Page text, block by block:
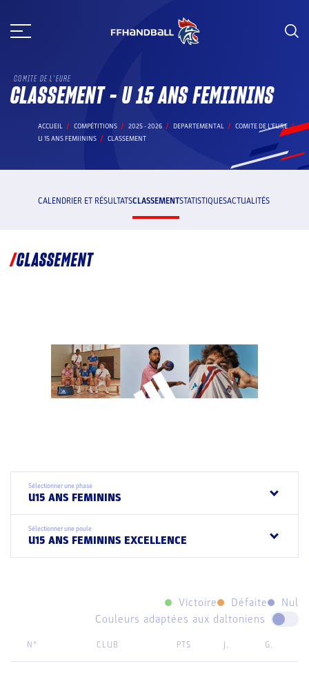
au
COMITE DE L'EURE
CLASSEMENT - U 15 ANS FEMIININS
ACCUEIL COMPÉTITIONS 2025 - 2026 DEPARTEMENTAL
COMITE DE L'EURE
U 15 ANS FEMIININS
CLASSEMENT
CALENDRIER ET RÉSULTATSCLASSEMENTSTATISTIQUESACTUALITÉS
CLASSEMENT
Sélectionner une phase
U15 ANS FEMININS
Sélectionner une poule
U15 ANS FEMININS EXCELLENCE
Victoire Défaite
Nul
Couleurs adaptées aux daltoniens
N° CLUB PTS J. G.